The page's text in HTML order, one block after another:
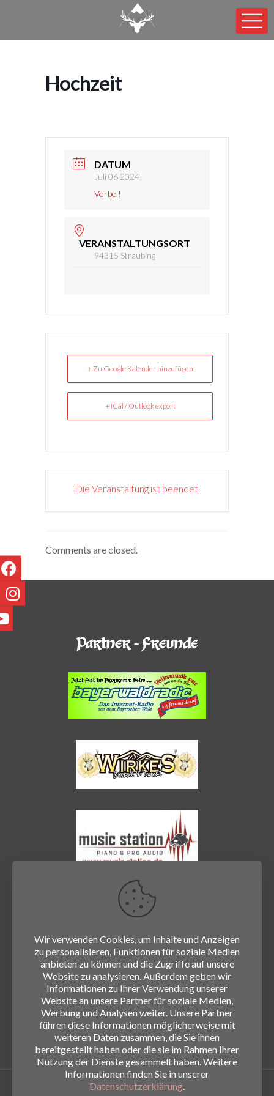
Hochzeit
DATUM
Juli 06 2024
Vorbei!
VERANSTALTUNGSORT
94315 Straubing
+ Zu Google Kalender hinzufügen
+ iCal / Outlook export
Die Veranstaltung ist beendet.
Comments are closed.
Partner - Freunde
Wir verwenden Cookies, um Inhalte und Anzeigen
zu personalisieren, Funktionen für soziale Medien
anbieten zu können und die Zugriffe auf unsere
Website zu analysieren. Außerdem geben wir
Informationen zu Ihrer Verwendung unserer
Website an unsere Partner für soziale Medien,
Werbung und Analysen weiter. Unsere Partner
führen diese Informationen möglicherweise mit
weiteren Daten zusammen, die Sie ihnen
bereitgestellt haben oder die sie im Rahmen Ihrer
Nutzung der Dienste gesammelt haben. Weitere
Informationen finden Sie in unserer
Datenschutzerklärung.